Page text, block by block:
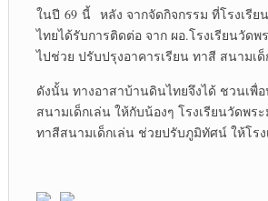
ในปี 69 นี้ หลัง จากจัดกิจกรรม ที่โรงเ
ไทยได้รับการติดต่อ จาก ผอ.โรงเรียนวั
ไปช่วย ปรับปรุงอาคารเรียน ทาสี สนามเ
ดังนั้น ทางอาสาบ้านดินไทยจึงได้ ชวนเพื่
สนามเด็กเล่น ให้กับน้องๆ โรงเรียนวัด
ทาสีสนามเด็กเล่น ช่วยปรับภูมิทัศน์ ให้โร